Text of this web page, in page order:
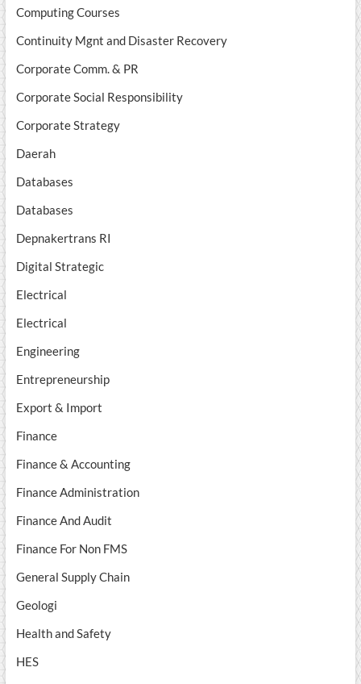
Computing Courses
Continuity Mgnt and Disaster Recovery
Corporate Comm. & PR
Corporate Social Responsibility
Corporate Strategy
Daerah
Databases
Databases
Depnakertrans RI
Digital Strategic
Electrical
Electrical
Engineering
Entrepreneurship
Export & Import
Finance
Finance & Accounting
Finance Administration
Finance And Audit
Finance For Non FMS
General Supply Chain
Geologi
Health and Safety
HES